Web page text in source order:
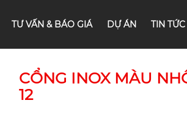
TƯ VẤN & BÁO GIÁ DỰ ÁN TIN TỨC
CỔNG INOX MÀU
12